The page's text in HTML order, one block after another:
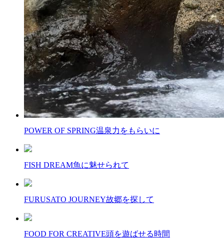
POWER OF SPRING温泉力をもらいに
FISH DREAM魚に魅せられて
FURUSATO JOURNEY故郷を探して
FOOD FOR CREATIVE頭を遊ばせる時間